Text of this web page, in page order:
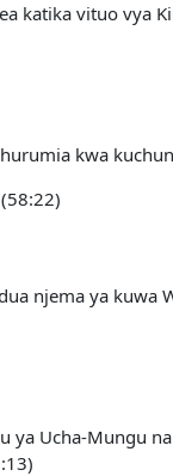
katika vituo vya
kwa
njema ya kuwa
ya Ucha-Mungu